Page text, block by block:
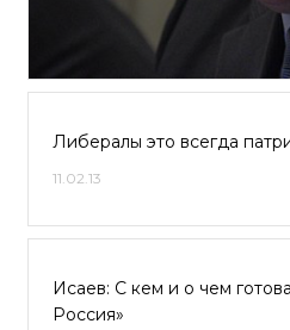
Либералы это всегда
11.02.13
Исаев: С кем и о чем
Россия»